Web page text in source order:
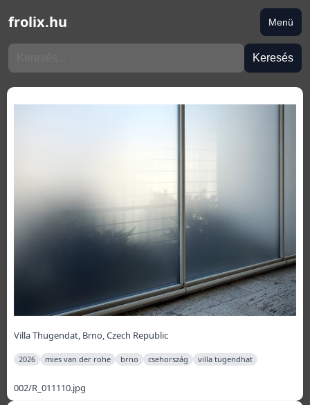
frolix.hu
Keresés
Menü
Villa Thugendat, Brno, Czech Republic
2026 mies van der rohe brno csehország villa tugendhat
002/R_011110.jpg